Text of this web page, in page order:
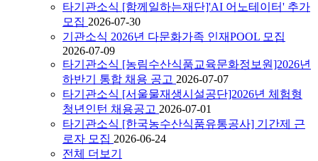
타기관소식 [함께일하는재단]'AI 어노테이터' 추가
모집 2026-07-30
기관소식 2026년 다문화가족 인재POOL 모집
2026-07-09
타기관소식 [농림수산식품교육문화정보원]2026년
하반기 통합 채용 공고 2026-07-07
타기관소식 [서울물재생시설공단]2026년 체험형
청년인턴 채용공고 2026-07-01
타기관소식 [한국농수산식품유통공사] 기간제 근
로자 모집 2026-06-24
전체 더보기